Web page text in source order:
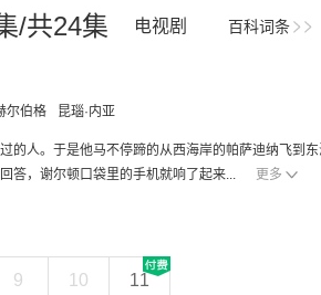
百科词条
/共24集 电视剧
尔伯格 昆瑙·内亚
人。于是他马不停蹄的从西海岸的帕萨迪纳飞到
答，谢尔顿口袋里的手机就响了起来...
更多
9 10 11